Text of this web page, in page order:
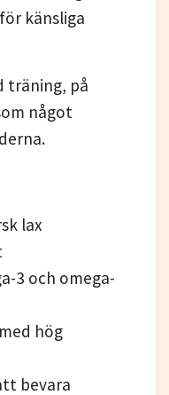
känsliga
träning, på
något
lax
3 och omega-
hög
bevara